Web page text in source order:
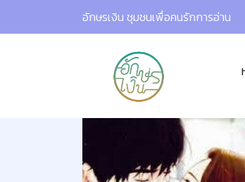
อักษรเงิน ชุมชนเพื่อคนรักการอ่าน